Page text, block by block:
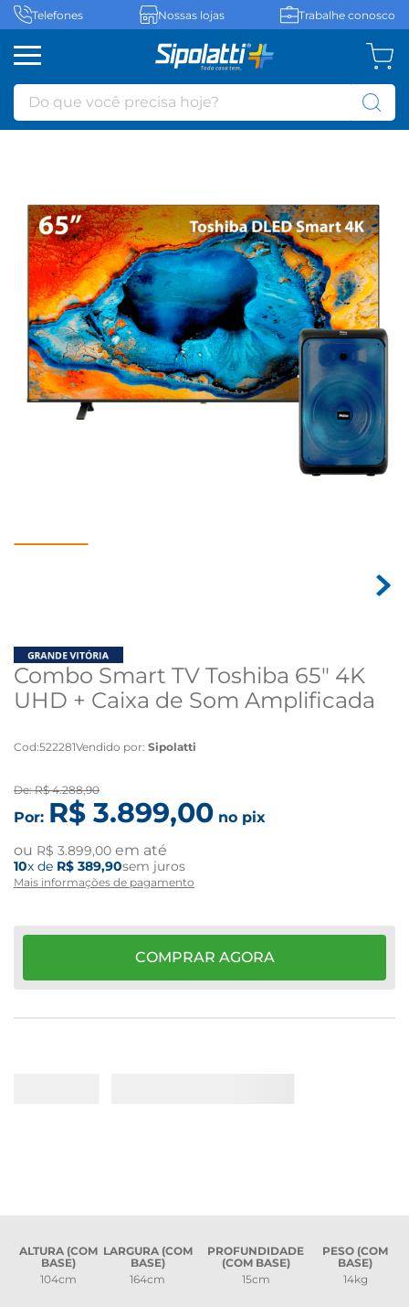
Telefones Nossas lojas Trabalhe conosco
Do que você precisa hoje?
Combo Smart TV Toshiba 65" 4K
UHD + Caixa de Som Amplificada
Cod:522281Vendido por: Sipolatti
De:R$ 4.288,90
Por: R$ 3.899,00 no pix
ou R$ 3.899,00 em até
10x de R$ 389,90sem juros
Mais informações de pagamento
COMPRAR AGORA
ALTURA (COM
BASE)
104cm
LARGURA (COM
BASE)
164cm
PROFUNDIDADE
(COM BASE)
15cm
PESO (COM
BASE)
14kg